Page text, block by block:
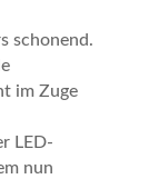
schonend.
im Zuge
LED-
nun